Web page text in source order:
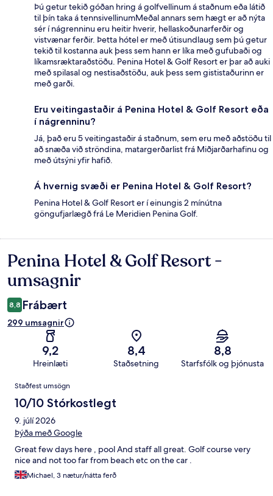
Þú getur tekið góðan hring á golfvellinum á staðnum eða látið
til þín taka á tennsivellinumMeðal annars sem hægt er að nýta
sér í nágrenninu eru heitir hverir, hellaskoðunarferðir og
vistvænar ferðir. Þetta hótel er með útisundlaug sem þú getur
tekið til kostanna auk þess sem hann er líka með gufubaði og
líkamsræktaraðstöðu. Penina Hotel & Golf Resort er þar að auki
með spilasal og nestisaðstöðu, auk þess sem gististaðurinn er
með garði.
Eru veitingastaðir á Penina Hotel & Golf Resort eða
í nágrenninu?
Já, það eru 5 veitingastaðir á staðnum, sem eru með aðstöðu til
að snæða við ströndina, matargerðarlist frá Miðjarðarhafinu og
með útsýni yfir hafið.
Á hvernig svæði er Penina Hotel & Golf Resort?
Penina Hotel & Golf Resort er í einungis 2 mínútna
göngufjarlægð frá Le Meridien Penina Golf.
Umsagnir
Penina Hotel & Golf Resort -
umsagnir
8,8 Frábært
299 umsagnir
9,2
Hreinlæti
8,4
Staðsetning
8,8
Starfsfólk og þjónusta
Umsagnir
Staðfest umsögn
10/10 Stórkostlegt
9. júlí 2026
Þýða með Google
Great few days here , pool And staff all great. Golf course very
nice and not too far from beach etc on the car .
Michael, 3 nætur/nátta ferð